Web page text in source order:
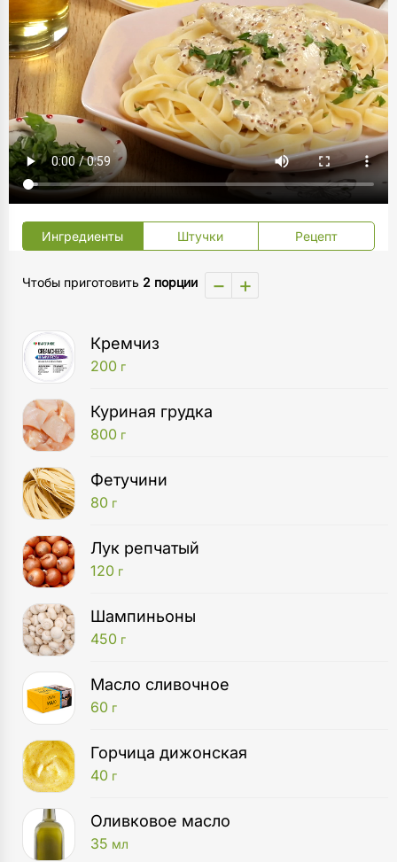
Ингредиенты Штучки Рецепт
Чтобы приготовить 2 порции − +
Кремчиз
200 г
Куриная грудка
800 г
Фетучини
80 г
Лук репчатый
120 г
Шампиньоны
450 г
Масло сливочное
60 г
Горчица дижонская
40 г
Оливковое масло
35 мл